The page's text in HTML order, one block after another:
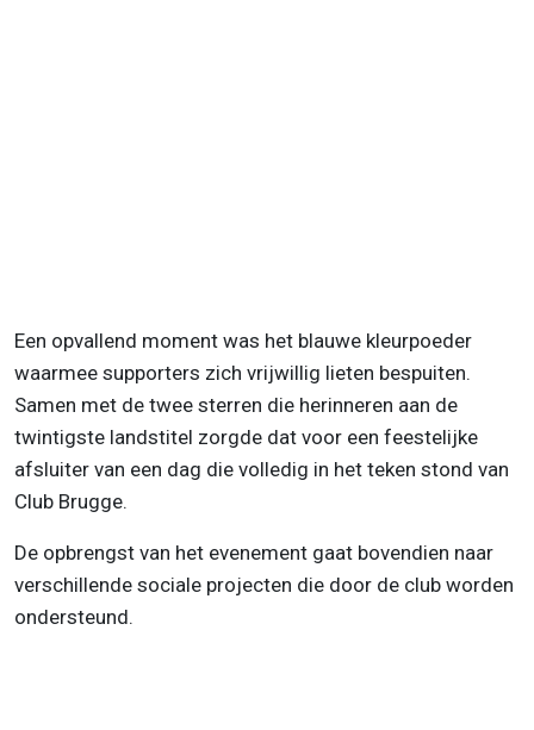
Een opvallend moment was het blauwe kleurpoeder
waarmee supporters zich vrijwillig lieten bespuiten.
Samen met de twee sterren die herinneren aan de
twintigste landstitel zorgde dat voor een feestelijke
afsluiter van een dag die volledig in het teken stond van
Club Brugge.
De opbrengst van het evenement gaat bovendien naar
verschillende sociale projecten die door de club worden
ondersteund.